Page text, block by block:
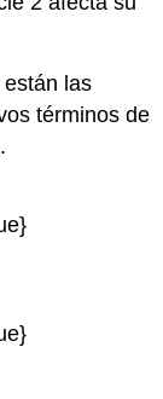
las
términos de